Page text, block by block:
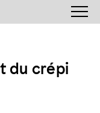
du crépi